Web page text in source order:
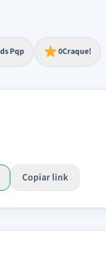
Pqp
extremo 0Craque!
Copiar link